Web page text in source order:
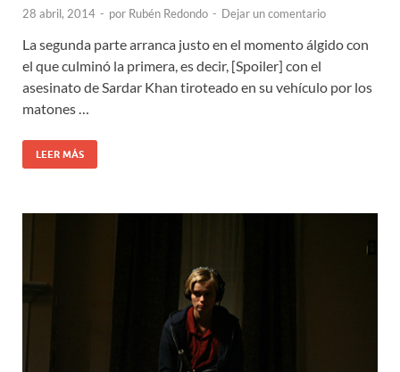
28 abril, 2014 - por Rubén Redondo - Dejar un comentario
La segunda parte arranca justo en el momento álgido con
el que culminó la primera, es decir, [Spoiler] con el
asesinato de Sardar Khan tiroteado en su vehículo por los
matones …
LEER MÁS